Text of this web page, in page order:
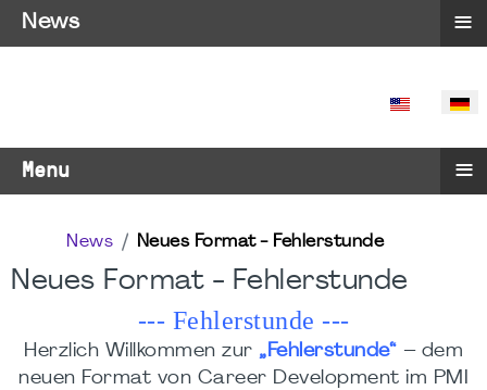
SPRACHE
Menu ≡
News Neues Format - Fehlerstunde
Neues Format - Fehlerstunde
--- Fehlerstunde ---
Herzlich Willkommen zur „Fehlerstunde“ – dem
neuen Format von Career Development im PMI
News ≡